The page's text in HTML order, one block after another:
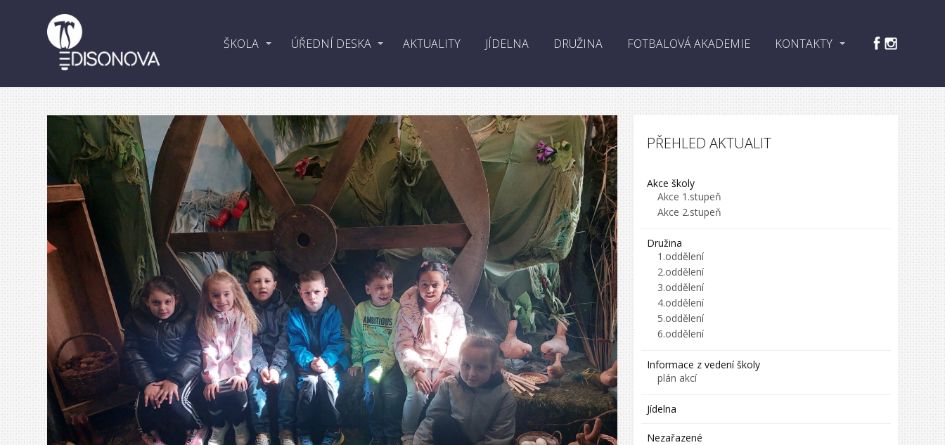
ŠKOLA ÚŘEDNÍ DESKA AKTUALITY JÍDELNA DRUŽINA FOTBALOVÁ AKADEMIE KONTAKTY
PŘEHLED AKTUALIT
Akce školy
Akce 1.stupeň
Akce 2.stupeň
Družina
1.oddělení
2.oddělení
3.oddělení
4.oddělení
5.oddělení
6.oddělení
Informace z vedení školy
plán akcí
Jídelna
Nezařazené